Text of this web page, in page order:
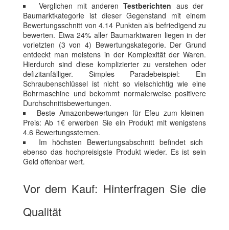
Verglichen mit anderenTestberichten aus der
Baumarktkategorie ist dieser Gegenstand mit einem
Bewertungsschnitt von 4.14 Punkten als befriedigend zu
bewerten. Etwa 24% aller Baumarktwaren liegen in der
vorletzten (3 von 4) Bewertungskategorie. Der Grund
entdeckt man meistens in der Komplexität der Waren.
Hierdurch sind diese komplizierter zu verstehen oder
defizitanfälliger. Simples Paradebeispiel: Ein
Schraubenschlüssel ist nicht so vielschichtig wie eine
Bohrmaschine und bekommt normalerweise positivere
Durchschnittsbewertungen.
Beste Amazonbewertungen für Efeu zum kleinen
Preis: Ab 1€ erwerben Sie ein Produkt mit wenigstens
4.6 Bewertungssternen.
Im höchsten Bewertungsabschnitt befindet sich
ebenso das hochpreisigste Produkt wieder. Es ist sein
Geld offenbar wert.
Vor dem Kauf: Hinterfragen Sie die
Qualität